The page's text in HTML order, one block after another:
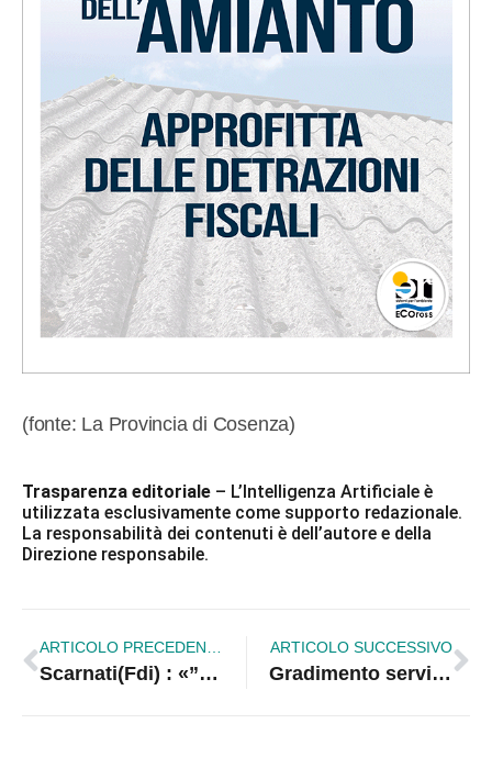
(fonte: La Provincia di Cosenza)
Trasparenza editoriale – L’Intelligenza Artificiale è
utilizzata esclusivamente come supporto redazionale.
La responsabilità dei contenuti è dell’autore e della
Direzione responsabile.
ARTICOLO PRECEDENTE
Scarnati(Fdi) : «”Primarie Pd, Orlando chiuda a zero”»
ARTICOLO SUCCESSIVO
Gradimento servizi comunali, dove sono i dati?